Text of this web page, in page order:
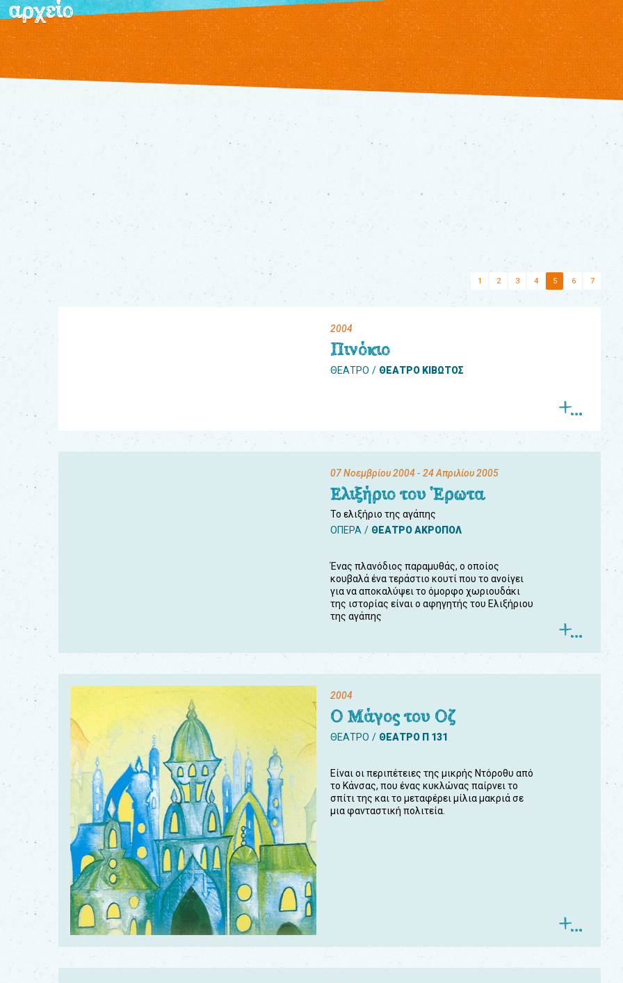
αρχείο
1 2 3 4 5 6 7
2004
Πινόκιο
ΘΕΑΤΡΟ ΘΕΑΤΡΟ ΚΙΒΩΤΟΣ
07 Νοεμβρίου 2004- 24 Απριλίου 2005
Ελιξήριο του Έρωτα
Το ελιξήριο της αγάπης
ΟΠΕΡΑ
ΘΕΑΤΡΟ ΑΚΡΟΠΟΛ
Ένας πλανόδιος παραμυθάς, ο οποίος
κουβαλά ένα τεράστιο κουτί που το ανοίγει
για να αποκαλύψει το όμορφο χωριουδάκι
της ιστορίας είναι ο αφηγητής του Ελιξήριου
της αγάπης
2004
Ο Μάγος του Οζ
ΘΕΑΤΡΟ ΘΕΑΤΡΟ Π 131
Είναι οι περιπέτειες της μικρής Ντόροθυ από
το Κάνσας, που ένας κυκλώνας παίρνει το
σπίτι της και το μεταφέρει μίλια μακριά σε
μια φανταστική πολιτεία.